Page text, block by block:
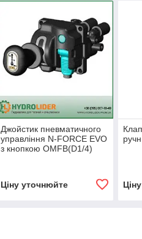
Джойстик пневматичного
управління N-FORCE EVO
з кнопкою OMFB(D1/4)
Ціну уточнюйте